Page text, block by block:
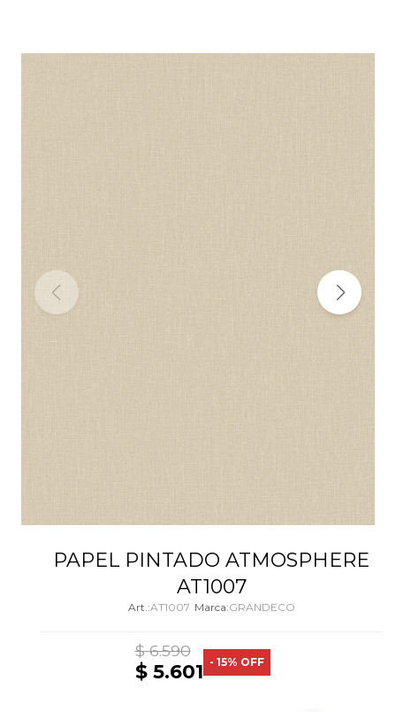
PAPEL PINTADO ATMOSPHERE
AT1007
AT1007 GRANDECO
$ 5.601
$ 6.590
15